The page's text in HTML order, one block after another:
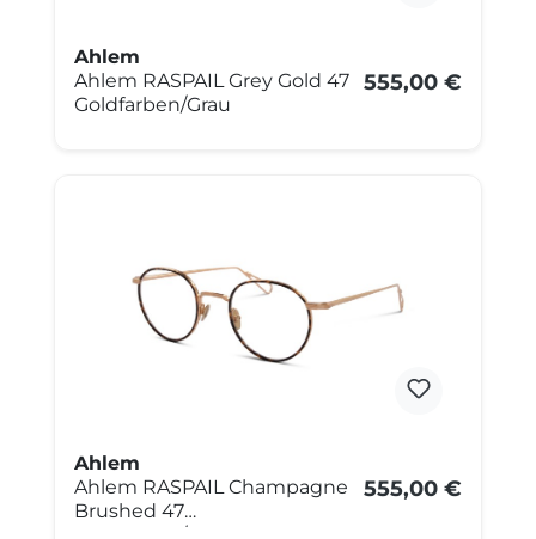
Ahlem
Ahlem RASPAIL Grey Gold 47
Goldfarben/Grau
555,00 €
Ahlem
Ahlem RASPAIL Champagne
Brushed 47
555,00 €